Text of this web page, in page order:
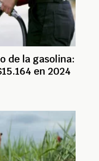
de la gasolina:
en 2024